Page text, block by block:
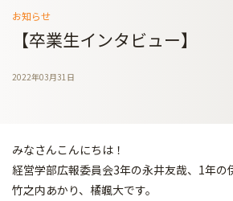
お知らせ
【卒業生インタビュー】
2022年03月31日
みなさんこんにちは！
経営学部広報委員会3年の永井友哉、1年の
竹之内あかり、橘颯大です。